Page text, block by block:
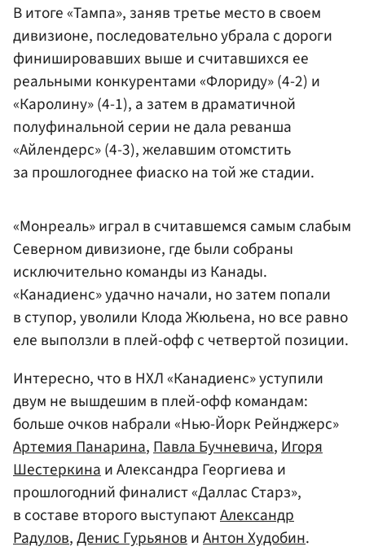
В итоге «Тампа», заняв третье место в своем
дивизионе, последовательно убрала с дороги
финишировавших выше и считавшихся ее
реальными конкурентами «Флориду» (4-2) и
«Каролину» (4-1), а затем в драматичной
полуфинальной серии не дала реванша
«Айлендерс» (4-3), желавшим отомстить
за прошлогоднее фиаско на той же стадии.
«Монреаль» играл в считавшемся самым слабым
Северном дивизионе, где были собраны
исключительно команды из Канады.
«Канадиенс» удачно начали, но затем попали
в ступор, уволили Клода Жюльена, но все равно
еле выползли в плей-офф с четвертой позиции.
Интересно, что в НХЛ «Канадиенс» уступили
двум не вышдешим в плей-офф командам:
больше очков набрали «Нью-Йорк Рейнджерс»
Артемия Панарина,Павла Бучневича,Игоря
Шестеркинаи Александра Георгиева и
прошлогодний финалист «Даллас Старз»,
в составе второго выступаютАлександр
Радулов,Денис ГурьяновиАнтон Худобин.